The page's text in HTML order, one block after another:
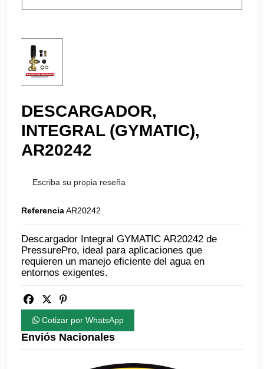
DESCARGADOR,
INTEGRAL (GYMATIC),
AR20242
Escriba su propia reseña
ReferenciaAR20242
Descargador Integral GYMATIC AR20242 de
PressurePro, ideal para aplicaciones que
requieren un manejo eficiente del agua en
entornos exigentes.
Cotizar por WhatsApp
Enviós Nacionales